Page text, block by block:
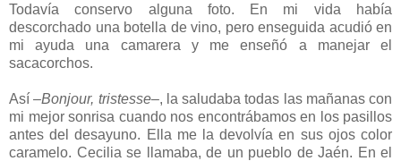
Todavía conservo alguna foto. En mi vida había
descorchado una botella de vino, pero enseguida acudió en
mi ayuda una camarera y me enseñó a manejar el
sacacorchos.
Así –Bonjour, tristesse–, la saludaba todas las mañanas con
mi mejor sonrisa cuando nos encontrábamos en los pasillos
antes del desayuno. Ella me la devolvía en sus ojos color
caramelo. Cecilia se llamaba, de un pueblo de Jaén. En el